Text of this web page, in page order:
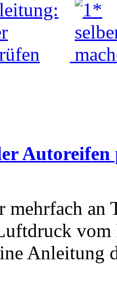
Autoreifen
mehrfach an
vom
Anleitung